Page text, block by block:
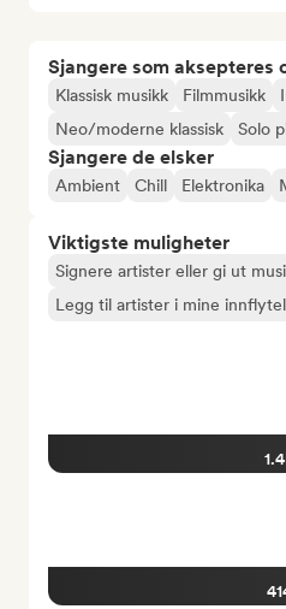
Sjangere som aksepteres
Klassisk musikk Filmmusikk
Neo/moderne klassisk
Solo
Sjangere de elsker
Ambient Chill Elektronika
Viktigste muligheter
Signere artister eller gi ut
Legg til artister i mine